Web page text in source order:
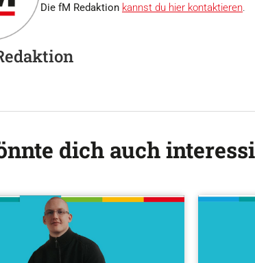
Die fM Redaktion kannst du hier kontaktieren.
dich auch